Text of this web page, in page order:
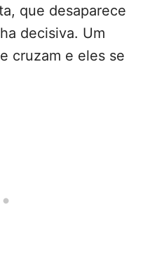
que desaparece
decisiva. Um
cruzam e eles se